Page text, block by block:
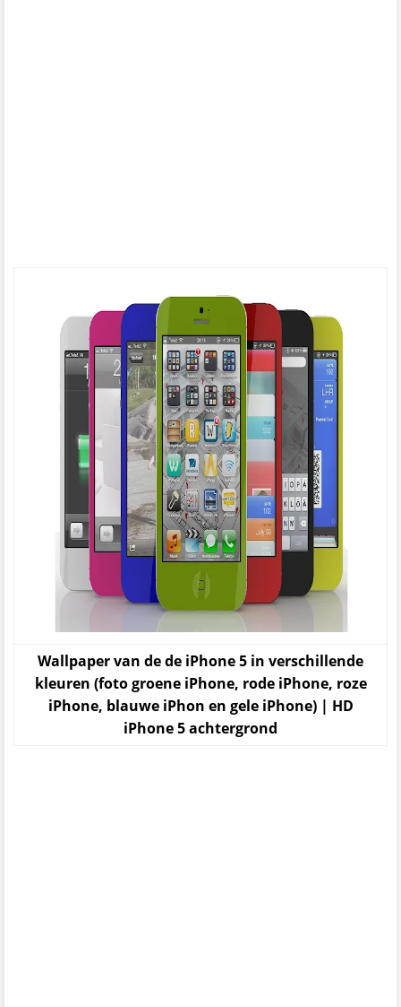
Wallpaper van de de iPhone 5 in verschillende
kleuren (foto groene iPhone, rode iPhone, roze
iPhone, blauwe iPhon en gele iPhone) | HD
iPhone 5 achtergrond